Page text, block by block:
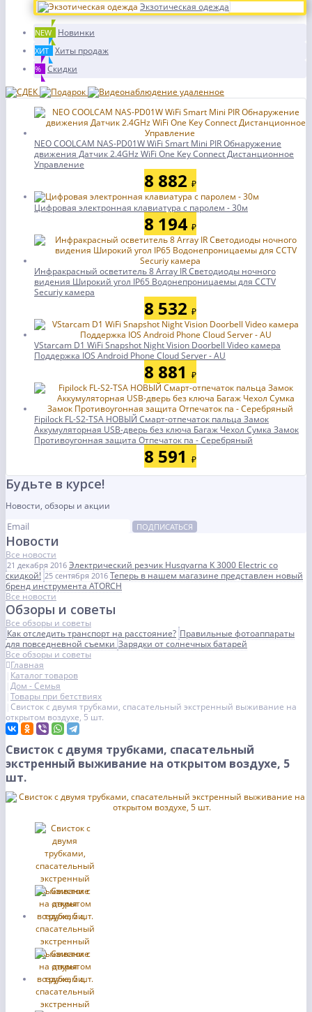
Экзотическая одежда
NEW Новинки
ХИТ Хиты продаж
% Скидки
NEO COOLCAM NAS-PD01W WiFi Smart Mini PIR Обнаружение
движения Датчик 2.4GHz WiFi One Key Connect Дистанционное
Управление
8 882 ₽
Цифровая электронная клавиатура с паролем - 30м
8 194 ₽
Инфракрасный осветитель 8 Array IR Светодиоды ночного
видения Широкий угол IP65 Водонепроницаемы для CCTV
Securiy камера
8 532 ₽
VStarcam D1 WiFi Snapshot Night Vision Doorbell Video камера
Поддержка IOS Android Phone Cloud Server - AU
8 881 ₽
Fipilock FL-S2-TSA НОВЫЙ Смарт-отпечаток пальца Замок
Аккумуляторная USB-дверь без ключа Багаж Чехол Сумка Замок
Противоугонная защита Отпечаток па - Серебряный
8 591 ₽
Будьте в курсе!
Новости, обзоры и акции
ПОДПИСАТЬСЯ
Новости
Все новости
21 декабря 2016 Электрический резчик Husqvarna K 3000 Electric со
скидкой! 25 сентября 2016 Теперь в нашем магазине представлен новый
бренд инструмента ATORCH
Все новости
Обзоры и советы
Все обзоры и советы
Как отследить транспорт на расстояние? Правильные фотоаппараты
для повседневной съемкиЗарядки от солнечных батарей
Все обзоры и советы
Главная
Каталог товаров
Дом - Семья
Товары при бетствиях
Свисток с двумя трубками, спасательный экстренный выживание на
открытом воздухе, 5 шт.
Свисток с двумя трубками, спасательный
экстренный выживание на открытом воздухе, 5
шт.